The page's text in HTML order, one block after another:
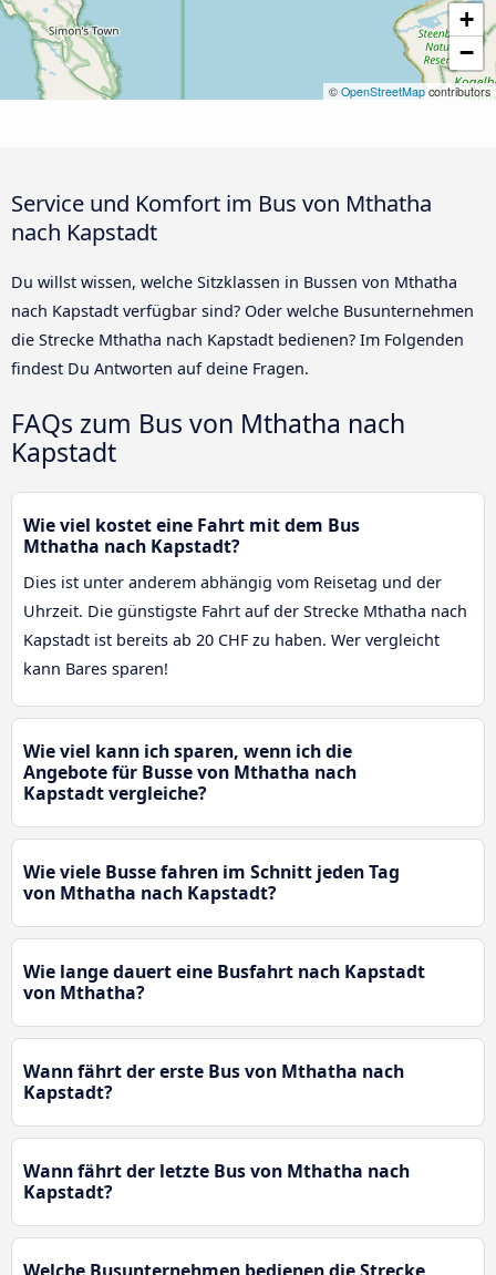
+
−
© OpenStreetMap contributors
Service und Komfort im Bus von Mthatha
nach Kapstadt
Du willst wissen, welche Sitzklassen in Bussen von Mthatha
nach Kapstadt verfügbar sind? Oder welche Busunternehmen
die Strecke Mthatha nach Kapstadt bedienen? Im Folgenden
findest Du Antworten auf deine Fragen.
FAQs zum Bus von Mthatha nach
Kapstadt
Wie viel kostet eine Fahrt mit dem Bus
Mthatha nach Kapstadt?
Dies ist unter anderem abhängig vom Reisetag und der
Uhrzeit. Die günstigste Fahrt auf der Strecke Mthatha nach
Kapstadt ist bereits ab 20 CHF zu haben. Wer vergleicht
kann Bares sparen!
Wie viel kann ich sparen, wenn ich die
Angebote für Busse von Mthatha nach
Kapstadt vergleiche?
Wie viele Busse fahren im Schnitt jeden Tag
von Mthatha nach Kapstadt?
Wie lange dauert eine Busfahrt nach Kapstadt
von Mthatha?
Wann fährt der erste Bus von Mthatha nach
Kapstadt?
Wann fährt der letzte Bus von Mthatha nach
Kapstadt?